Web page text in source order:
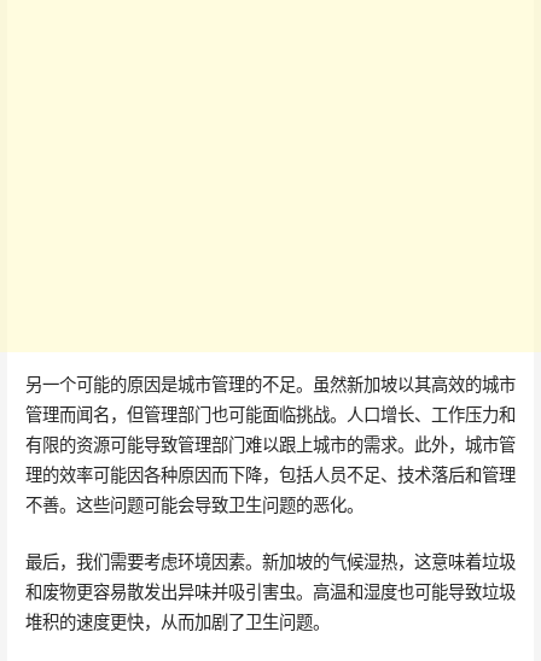
另一个可能的原因是城市管理的不足。虽然新加坡以其高效的城市
管理而闻名，但管理部门也可能面临挑战。人口增长、工作压力和
有限的资源可能导致管理部门难以跟上城市的需求。此外，城市管
理的效率可能因各种原因而下降，包括人员不足、技术落后和管理
不善。这些问题可能会导致卫生问题的恶化。
最后，我们需要考虑环境因素。新加坡的气候湿热，这意味着垃圾
和废物更容易散发出异味并吸引害虫。高温和湿度也可能导致垃圾
堆积的速度更快，从而加剧了卫生问题。